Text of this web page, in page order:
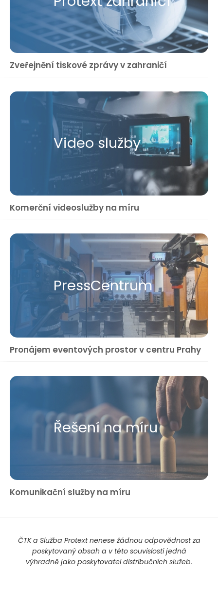
Zveřejnění tiskové zprávy v zahraničí
Video služby
Komerční videoslužby na míru
Press​Centrum
Pronájem eventových prostor v centru Prahy
Řešení na míru
Komunikační služby na míru
ČTK a Služba Protext nenese žádnou odpovědnost za
poskytovaný obsah a v této souvislosti jedná
výhradně jako poskytovatel distribučních služeb.